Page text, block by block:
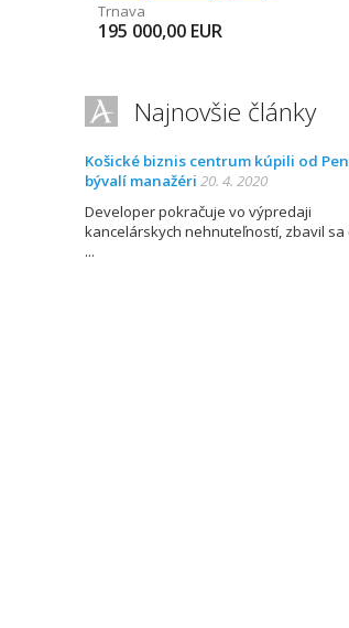
Trnava
195 000,00 EUR
Najnovšie články
Košické biznis centrum kúpili od
bývalí manažéri 20. 4. 2020
Developer pokračuje vo výpredaji
kancelárskych nehnuteľností, zbavil sa